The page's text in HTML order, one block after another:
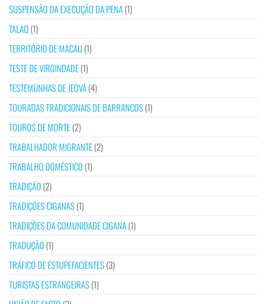
SUSPENSÃO DA EXECUÇÃO DA PENA(1)
TALAQ(1)
TERRITÓRIO DE MACAU(1)
TESTE DE VIRGINDADE(1)
TESTEMUNHAS DE JEOVÁ(4)
TOURADAS TRADICIONAIS DE BARRANCOS(1)
TOUROS DE MORTE(2)
TRABALHADOR MIGRANTE(2)
TRABALHO DOMÉSTICO (1)
TRADIÇÃO (2)
TRADIÇÕES CIGANAS(1)
TRADIÇÕES DA COMUNIDADE CIGANA(1)
TRADUÇÃO (1)
TRÁFICO DE ESTUPEFACIENTES(3)
TURISTAS ESTRANGEIRAS(1)